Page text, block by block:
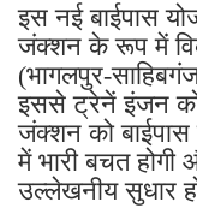
इस नई बाईपास
जंक्शन के रूप में
(भागलपुर-
इससे ट्रेनें इंजन को
जंक्शन को
में भारी बचत होगी
उल्लेखनीय सुधार